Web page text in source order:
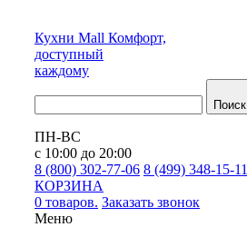
Кухни Mall Комфорт,
доступный
каждому
Поиск
ПН-ВС
с 10:00 до 20:00
8 (800) 302-77-06 8 (499) 348-15-11
КОРЗИНА
0 товаров. Заказать звонок
Меню